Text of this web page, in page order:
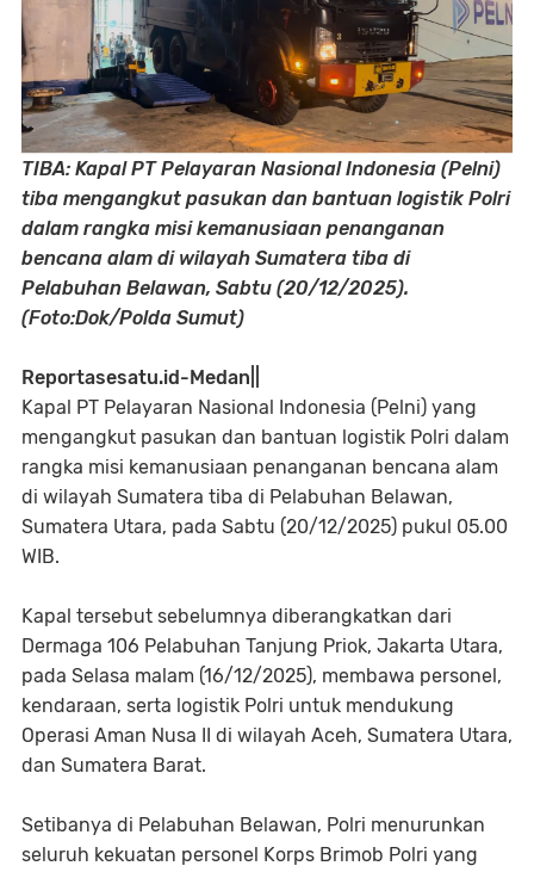
TIBA: Kapal PT Pelayaran Nasional Indonesia (Pelni)
tiba mengangkut pasukan dan bantuan logistik Polri
dalam rangka misi kemanusiaan penanganan
bencana alam di wilayah Sumatera tiba di
Pelabuhan Belawan, Sabtu (20/12/2025).
(Foto:Dok/Polda Sumut)
Reportasesatu.id-Medan||
Kapal PT Pelayaran Nasional Indonesia (Pelni) yang
mengangkut pasukan dan bantuan logistik Polri dalam
rangka misi kemanusiaan penanganan bencana alam
di wilayah Sumatera tiba di Pelabuhan Belawan,
Sumatera Utara, pada Sabtu (20/12/2025) pukul 05.00
WIB.
Kapal tersebut sebelumnya diberangkatkan dari
Dermaga 106 Pelabuhan Tanjung Priok, Jakarta Utara,
pada Selasa malam (16/12/2025), membawa personel,
kendaraan, serta logistik Polri untuk mendukung
Operasi Aman Nusa II di wilayah Aceh, Sumatera Utara,
dan Sumatera Barat.
Setibanya di Pelabuhan Belawan, Polri menurunkan
seluruh kekuatan personel Korps Brimob Polri yang